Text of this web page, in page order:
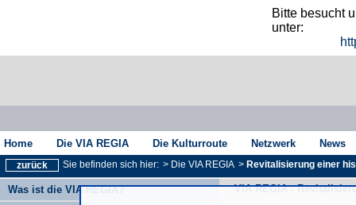
Bitte besucht
unter:
Home Die VIA REGIA Die Kulturroute Netzwerk News
zurück Sie befinden sich hier: > Die VIA REGIA >Revitalisierung einer
Was ist die VIA REGIA?
VIA REGIA -